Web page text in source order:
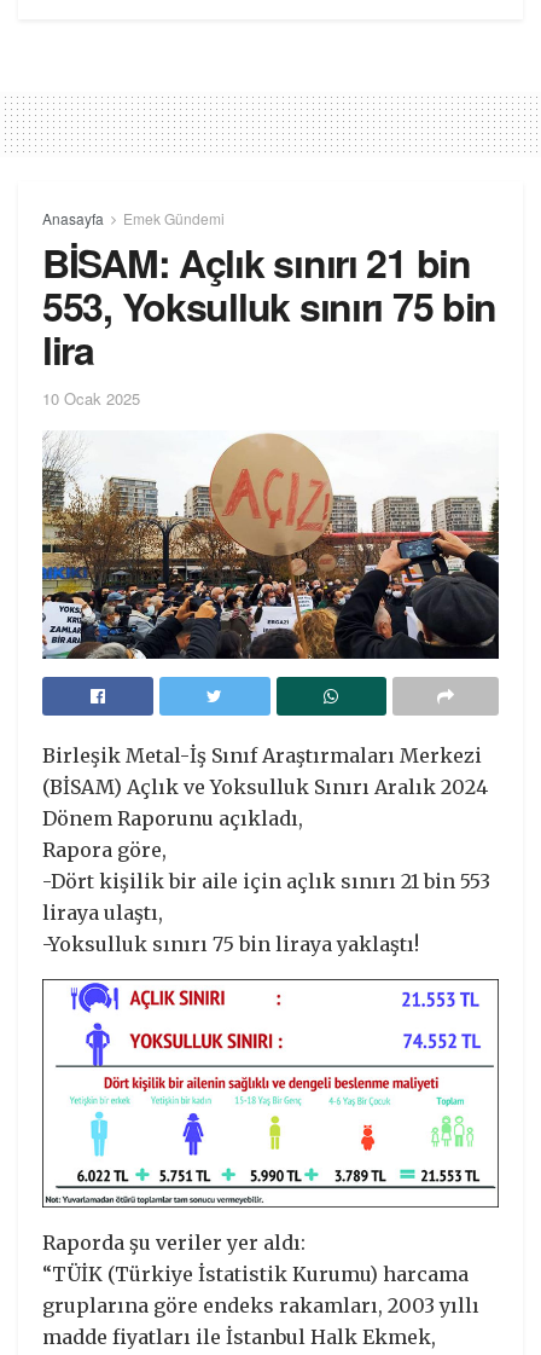
Anasayfa Emek Gündemi
BİSAM: Açlık sınırı 21 bin
553, Yoksulluk sınırı 75 bin
lira
10 Ocak 2025
Birleşik Metal-İş Sınıf Araştırmaları Merkezi
(BİSAM) Açlık ve Yoksulluk Sınırı Aralık 2024
Dönem Raporunu açıkladı,
Rapora göre,
-Dört kişilik bir aile için açlık sınırı 21 bin 553
liraya ulaştı,
-Yoksulluk sınırı 75 bin liraya yaklaştı!
Raporda şu veriler yer aldı:
“TÜİK (Türkiye İstatistik Kurumu) harcama
gruplarına göre endeks rakamları, 2003 yıllı
madde fiyatları ile İstanbul Halk Ekmek,